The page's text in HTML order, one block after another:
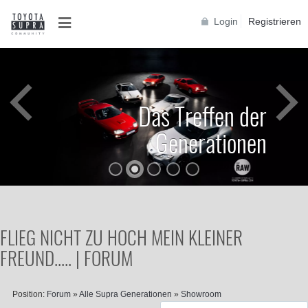
Login Registrieren
Das Treffen der
Generationen
FLIEG NICHT ZU HOCH MEIN KLEINER
FREUND..... | FORUM
Position: Forum » Alle Supra Generationen » Showroom